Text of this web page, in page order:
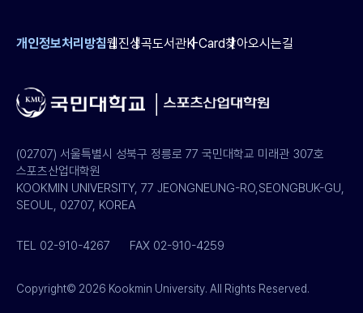
개인정보처리방침웹진성곡도서관K-Card찾아오시는길
(02707) 서울특별시 성북구 정릉로 77 국민대학교 미래관 307호
스포츠산업대학원
KOOKMIN UNIVERSITY, 77 JEONGNEUNG-RO,SEONGBUK-GU,
SEOUL, 02707, KOREA
TEL 02-910-4267 FAX 02-910-4259
Copyright© 2026 Kookmin University. All Rights Reserved.